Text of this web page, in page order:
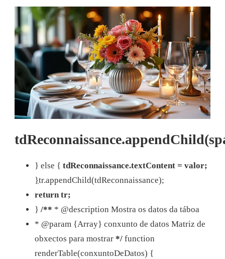
} else { tdReconnaissance.textContent = valor;
}tr.appendChild(tdReconnaissance);
return tr;
} /** * @description Mostra os datos da táboa
* @param {Array} conxunto de datos Matriz de
obxectos para mostrar */ function
renderTable(conxuntoDeDatos) {